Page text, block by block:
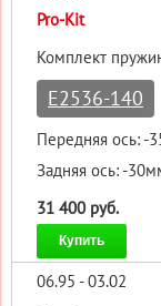
Pro-Kit
Комплект
E2536-140
Передняя ось: -
Задняя ось: -
31 400 руб.
Купить
06.95 - 03.02